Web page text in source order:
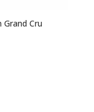
Cru